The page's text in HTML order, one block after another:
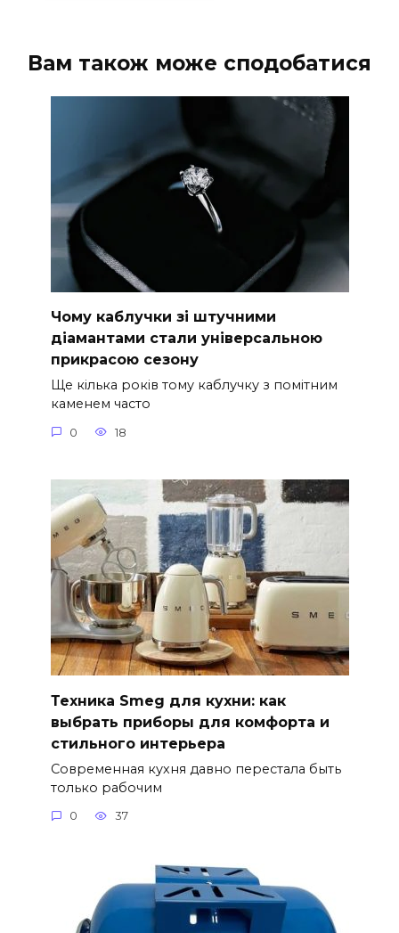
Вам також може сподобатися
Чому каблучки зі штучними
діамантами стали універсальною
прикрасою сезону
Ще кілька років тому каблучку з помітним
каменем часто
0 18
Техника Smeg для кухни: как
выбрать приборы для комфорта и
стильного интерьера
Современная кухня давно перестала быть
только рабочим
0 37